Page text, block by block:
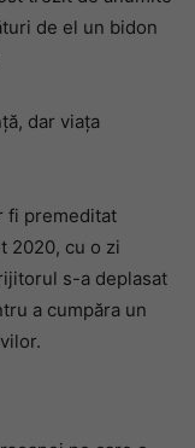
de el un bidon
dar viața
fi premeditat
2020, cu o zi
s-a deplasat
a cumpăra un